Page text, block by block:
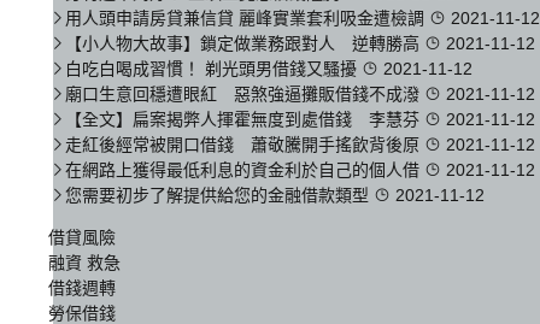
用人頭申請房貸兼信貸 麗峰實業套利吸金遭檢調
2021-11-12
【小人物大故事】鎖定做業務跟對人 逆轉勝高
2021-11-12
白吃白喝成習慣！ 剃光頭男借錢又騷擾
2021-11-12
廟口生意回穩遭眼紅 惡煞強逼攤販借錢不成潑
2021-11-12
【全文】扁案揭弊人揮霍無度到處借錢 李慧芬
2021-11-12
走紅後經常被開口借錢 蕭敬騰開手搖飲背後原
2021-11-12
在網路上獲得最低利息的資金利於自己的個人借
2021-11-12
您需要初步了解提供給您的金融借款類型
2021-11-12
借貸風險
融資 救急
借錢週轉
勞保借錢